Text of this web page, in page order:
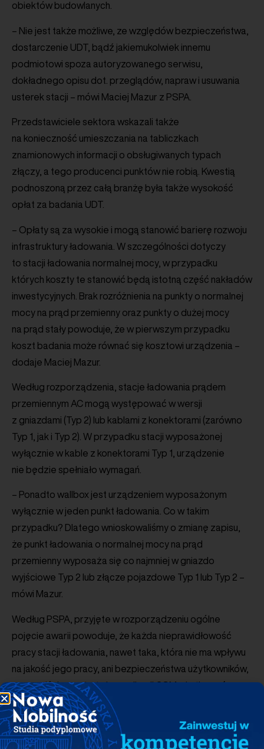
obiektów budowlanych.
– Nie jest także możliwe, ze względów bezpieczeństwa,
dostarczenie UDT, bądź jakiemukolwiek innemu
podmiotowi spoza autoryzowanego serwisu,
dokładnego opisu dot. przeglądów, napraw i usuwania
usterek stacji – mówi Maciej Mazur z PSPA.
Przedstawiciele sektora wskazali także
na konieczność umieszczania na tabliczkach
znamionowych informacji o obsługiwanych typach
złączy, a tego producenci punktów nie robią. Kwestią
podnoszoną przez całą branżę była także wysokość
opłat za badania UDT.
– Opłaty są za wysokie i mogą stanowić barierę rozwoju
infrastruktury ładowania. W szczególności dotyczy
to stacji ładowania normalnej mocy, w przypadku
których koszty te stanowić będą istotną część nakładów
inwestycyjnych. Brak rozróżnienia na punkty o normalnej
mocy na prąd przemienny oraz punkty o dużej mocy
na prąd stały powoduje, że w pierwszym przypadku
koszt badania może równać się kosztowi urządzenia –
dodaje Maciej Mazur.
Według rozporządzenia, stacje ładowania prądem
przemiennym AC mogą występować w wersji
z gniazdami (Typ 2) lub kablami z konektorami (zarówno
Typ 1, jak i Typ 2). W przypadku stacji wyposażonej
wyłącznie w kable z konektorami Typ 1, urządzenie
nie będzie spełniało wymagań.
– Ponadto wallbox jest urządzeniem wyposażonym
wyłącznie w jeden punkt ładowania. Co w takim
przypadku? Dlatego wnioskowaliśmy o zmianę zapisu,
że punkt ładowania o normalnej mocy na prąd
przemienny wyposaża się co najmniej w gniazdo
wyjściowe Typ 2 lub złącze pojazdowe Typ 1 lub Typ 2 –
mówi Mazur.
Według PSPA, przyjęte w rozporządzeniu ogólne
pojęcie awarii powoduje, że każda nieprawidłowość
pracy stacji ładowania, nawet taka, która nie ma wpływu
na jakość jego pracy, ani bezpieczeństwa użytkowników,
np. przejściowa utrata komunikacji GSM, skutkować
powinna wyłączenia urządzanie z eksploatacji. Taka
zasada będzie trudna do wdrożenia w praktyce i wiązać
się z istotnymi utrudnianiami dla użytkowników